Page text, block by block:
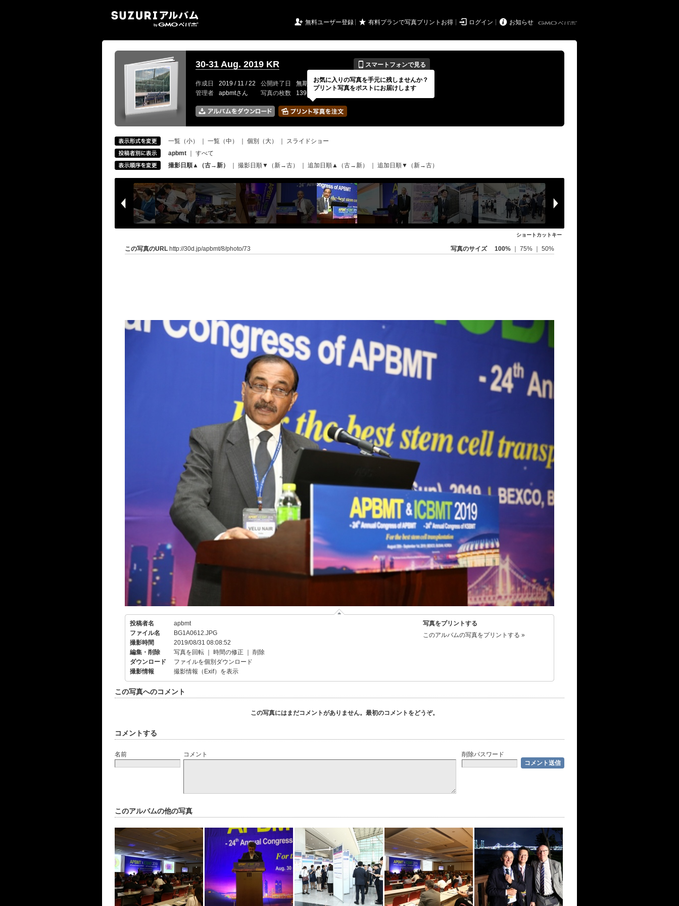
 無料ユーザー登録 ★ 有料プランで写真プリントお得  ログイン  お知らせ
30-31 Aug. 2019 KR 📱 スマートフォンで見る
作成日 2019 / 11 / 22 公開終了日 無期限 イベントの期間
---
管理者
apbmtさん 写真の枚数 139 / 150枚
一覧（小） 一覧（中） 個別（大）
スライドショー
apbmt
すべて
撮影日順▲（古→新）
撮影日順▼（新→古） 追加日順▲（古→新） 追加日順▼（新→古）
ショートカットキー
この写真のURL http://30d.jp/apbmt/8/photo/73 写真のサイズ 100% 75% 50%
投稿者名
apbmt
ファイル名
BG1A0612.JPG
撮影時間
2019/08/31 08:08:52
編集・削除
写真を回転 時間の修正
削除
ダウンロード
ファイルを個別ダウンロード
撮影情報
撮影情報（Exif）を表示
写真をプリントする
このアルバムの写真をプリントする »
この写真へのコメント
この写真にはまだコメントがありません。最初のコメントをどうぞ。
コメントする
名前 コメント 削除パスワード
このアルバムの他の写真
お気に入りの写真を手元に残しませんか？
プリント写真をポストにお届けします